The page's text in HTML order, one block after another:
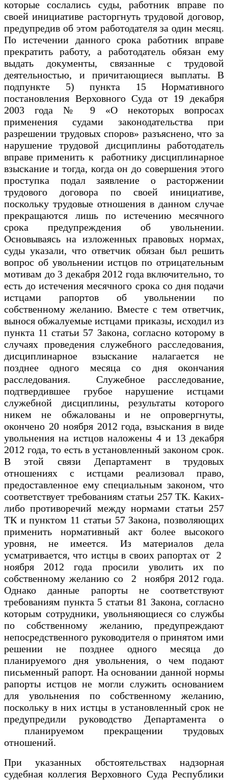
которые сослались суды, работник вправе по
своей инициативе расторгнуть трудовой договор,
предупредив об этом работодателя за один месяц.
По истечении данного срока работник вправе
прекратить работу, а работодатель обязан ему
выдать документы, связанные с трудовой
деятельностью, и причитающиеся выплаты. В
подпункте 5) пункта 15 Нормативного
постановления Верховного Суда от 19 декабря
2003 года № 9 «О некоторых вопросах
применения судами законодательства при
разрешении трудовых споров» разъяснено, что за
нарушение трудовой дисциплины работодатель
вправе применить к работнику дисциплинарное
взыскание и тогда, когда он до совершения этого
проступка подал заявление о расторжении
трудового договора по своей инициативе,
поскольку трудовые отношения в данном случае
прекращаются лишь по истечению месячного
срока предупреждения об увольнении.
Основываясь на изложенных правовых нормах,
суды указали, что ответчик обязан был решить
вопрос об увольнении истцов по отрицательным
мотивам до 3 декабря 2012 года включительно, то
есть до истечения месячного срока со дня подачи
истцами рапортов об увольнении по
собственному желанию. Вместе с тем ответчик,
вынося обжалуемые истцами приказы, исходил из
пункта 11 статьи 57 Закона, согласно которому в
случаях проведения служебного расследования,
дисциплинарное взыскание налагается не
позднее одного месяца со дня окончания
расследования. Служебное расследование,
подтвердившее грубое нарушение истцами
служебной дисциплины, результаты которого
никем не обжалованы и не опровергнуты,
окончено 20 ноября 2012 года, взыскания в виде
увольнения на истцов наложены 4 и 13 декабря
2012 года, то есть в установленный законом срок.
В этой связи Департамент в трудовых
отношениях с истцами реализовал право,
предоставленное ему специальным законом, что
соответствует требованиям статьи 257 ТК. Каких-
либо противоречий между нормами статьи 257
ТК и пунктом 11 статьи 57 Закона, позволяющих
применить нормативный акт более высокого
уровня, не имеется. Из материалов дела
усматривается, что истцы в своих рапортах от 2
ноября 2012 года просили уволить их по
собственному желанию со 2 ноября 2012 года.
Однако данные рапорты не соответствуют
требованиям пункта 5 статьи 81 Закона, согласно
которым сотрудники, увольняющиеся со службы
по собственному желанию, предупреждают
непосредственного руководителя о принятом ими
решении не позднее одного месяца до
планируемого дня увольнения, о чем подают
письменный рапорт. На основании данной нормы
рапорты истцов не могли служить основанием
для увольнения по собственному желанию,
поскольку в них истцы в установленный срок не
предупредили руководство Департамента о
планируемом прекращении трудовых
отношений.
При указанных обстоятельствах надзорная
судебная коллегия Верховного Суда Республики